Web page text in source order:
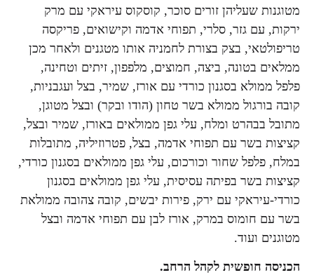
מטוגנות שעליהן זורים סוכר, קוסקוס עיראקי עם מרק
ירקות, עם גזר, סלרי, תפוחי אדמה וקישואים, פריקסה
טריפולטאי, בצק בצורת לחמניה אותו מטגנים ולאחר מכן
ממלאים בטונה, ביצה, חמוצים, מלפפון, זיתים וטחינה,
פלפל ממולא בסגנון כורדי עם אורז, שמיר, בצל ועגבניות,
קובה בורגול ממולא בשר טחון (הודו ובקר) ובצל מטוגן,
מתובל בבהרט ומלח, עלי גפן ממולאים באורז, שמיר ובצל,
קציצות בשר עם תפוחי אדמה, בצל, פטרוזיליה, מתובלות
במלח, פלפל שחור וכורכום, עלי גפן ממולאים בסגנון כורדי,
קציצות בשר בפיתה עסיסית, עלי גפן ממולאים בסגנון
כורדי-עיראקי עם ירק, פירות יבשים, קובה צהובה ממולאת
בשר עם חומוס במרק, אורז לבן עם תפוחי אדמה ובצל
מטוגנים ועוד.
הכניסה חופשית לקהל הרחב.